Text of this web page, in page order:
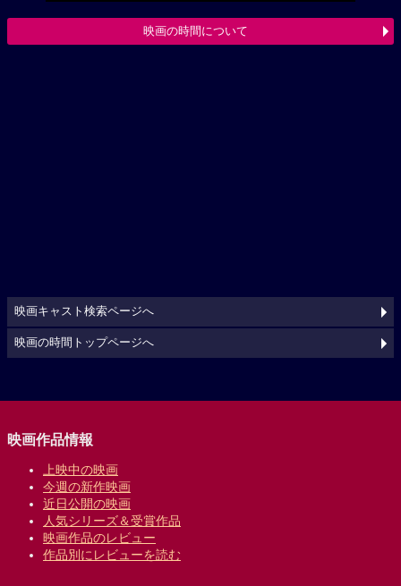
映画の時間について
映画キャスト検索ページへ
映画の時間トップページへ
映画作品情報
上映中の映画
今週の新作映画
近日公開の映画
人気シリーズ＆受賞作品
映画作品のレビュー
作品別にレビューを読む